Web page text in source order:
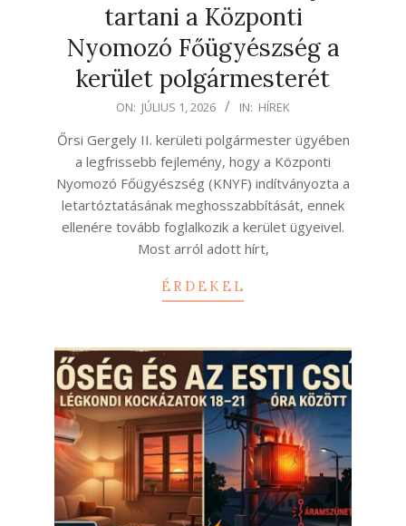
tartani a Központi
Nyomozó Főügyészség a
kerület polgármesterét
01
ON: JÚLIUS 1, 2026 IN: HÍREK
Őrsi Gergely II. kerületi polgármester ügyében
a legfrissebb fejlemény, hogy a Központi
Nyomozó Főügyészség (KNYF) indítványozta a
letartóztatásának meghosszabbítását, ennek
ellenére tovább foglalkozik a kerület ügyeivel.
Most arról adott hírt,
ÉRDEKEL